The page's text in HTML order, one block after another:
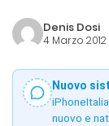
Denis Dosi
4 Marzo 2012
Nuovo
nuovo e